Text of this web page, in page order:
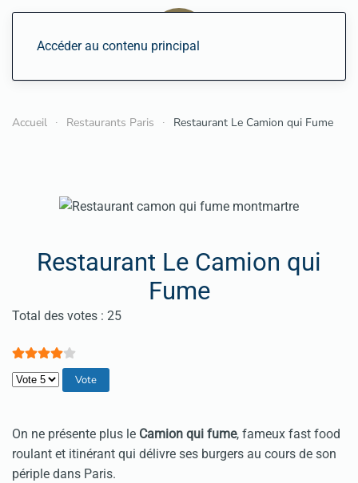
Accéder au contenu principal
Accueil Restaurants Paris Restaurant Le Camion qui Fume
Restaurant Le Camion qui
Fume
Vote utilisateur:4/
Total des votes : 25
Veuillez voter
On ne présente plus le Camion qui fume, fameux fast food
roulant et itinérant qui délivre ses burgers au cours de son
périple dans Paris.